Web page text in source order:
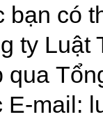
bạn có
ty Luật
qua
E-mail: